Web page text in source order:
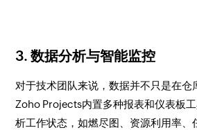
3. 数据分析与智能监控
对于技术团队来说，数据并不只是在仓
Zoho Projects内置多种报表和仪表板
析工作状态，如燃尽图、资源利用率、